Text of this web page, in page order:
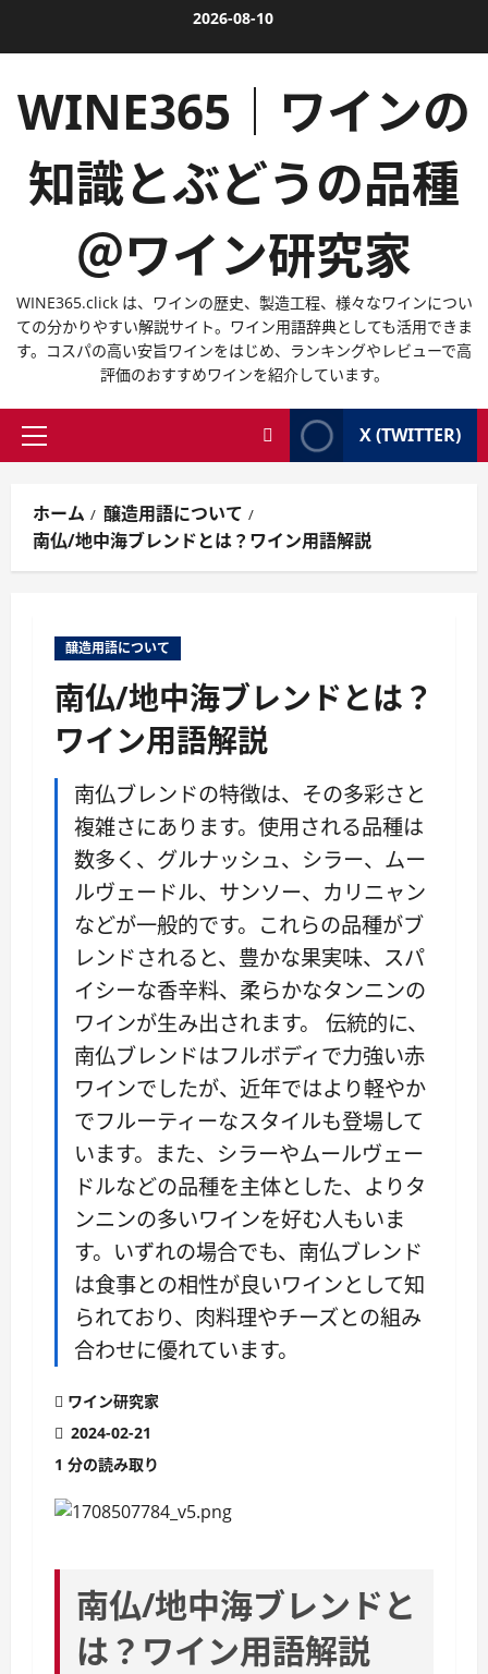
2026-08-10
WINE365｜ワインの
知識とぶどうの品種
＠ワイン研究家
WINE365.click は、ワインの歴史、製造工程、様々なワインについ
ての分かりやすい解説サイト。ワイン用語辞典としても活用できま
す。コスパの高い安旨ワインをはじめ、ランキングやレビューで高
評価のおすすめワインを紹介しています。
メ
メ
ニ
ュ
X (TWITTER)
ホーム
醸造用語について
南仏/地中海ブレンドとは？ワイン用語解説
醸造用語について
南仏/地中海ブレンドとは？
ワイン用語解説
南仏ブレンドの特徴は、その多彩さと
複雑さにあります。使用される品種は
数多く、グルナッシュ、シラー、ムー
ルヴェードル、サンソー、カリニャン
などが一般的です。これらの品種がブ
レンドされると、豊かな果実味、スパ
イシーな香辛料、柔らかなタンニンの
ワインが生み出されます。 伝統的に、
南仏ブレンドはフルボディで力強い赤
ワインでしたが、近年ではより軽やか
でフルーティーなスタイルも登場して
います。また、シラーやムールヴェー
ドルなどの品種を主体とした、よりタ
ンニンの多いワインを好む人もいま
す。いずれの場合でも、南仏ブレンド
は食事との相性が良いワインとして知
られており、肉料理やチーズとの組み
合わせに優れています。
ワイン研究家
2024-02-21
1 分の読み取り
南仏/地中海ブレンドと
は？ワイン用語解説